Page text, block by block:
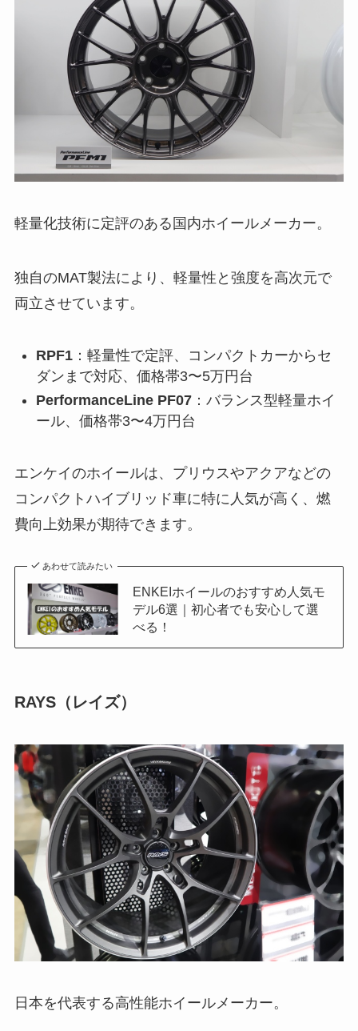
軽量化技術に定評のある国内ホイールメーカー。
独自のMAT製法により、軽量性と強度を高次元で
両立させています。
RPF1：軽量性で定評、コンパクトカーからセ
ダンまで対応、価格帯3〜5万円台
PerformanceLine PF07：バランス型軽量ホイ
ール、価格帯3〜4万円台
エンケイのホイールは、プリウスやアクアなどの
コンパクトハイブリッド車に特に人気が高く、燃
費向上効果が期待できます。
あわせて読みたい
ENKEIホイールのおすすめ人気モ
デル6選｜初心者でも安心して選
べる！
RAYS（レイズ）
日本を代表する高性能ホイールメーカー。